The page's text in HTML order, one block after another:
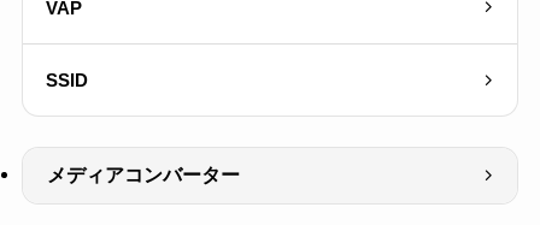
VAP
SSID
メディアコンバーター